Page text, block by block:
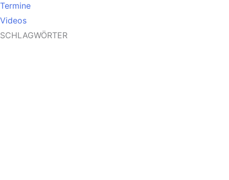
Termine
Videos
SCHLAGWÖRTER